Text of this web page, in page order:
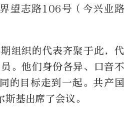
望志路106号（今兴业路
组织的代表齐聚于此，代
。他们身份各异、口音不
的目标走到一起。共产国
基出席了会议。